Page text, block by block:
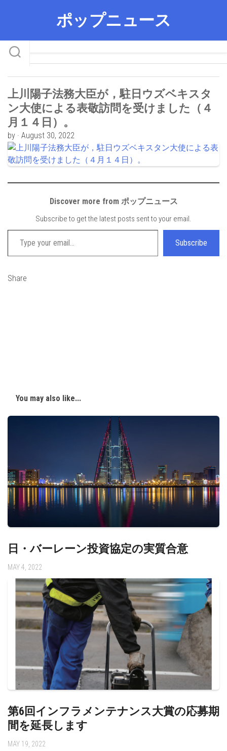
ポップニュース
上川陽子法務大臣が，駐日ウズベキスタ
ン大使による表敬訪問を受けました（４
月１４日）。
by · August 30, 2022
Discover more from ポップニュース
Subscribe to get the latest posts sent to your email.
Type your email…
Subscribe
Share
You may also like...
日・バーレーン投資協定の実質合意
MAY 4, 2022
第6回インフラメンテナンス大賞の応募期
間を延長します
MAY 19, 2022